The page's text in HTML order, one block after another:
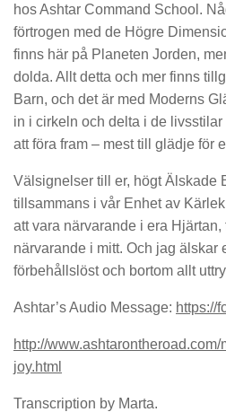
hos Ashtar Command School.
förtrogen med de Högre
finns här på Planeten Jorden,
dolda. Allt detta och mer finns
Barn, och det är med Moderns
in i cirkeln och delta i de livsstilar
att föra fram – mest till glädje för
Välsignelser till er, högt Älskade
tillsammans i vår Enhet av
att vara närvarande i era Hjärtan,
närvarande i mitt. Och jag älskar
förbehållslöst och bortom allt
Ashtar’s Audio Message: https://
http://
joy.html
Transcription by Marta.